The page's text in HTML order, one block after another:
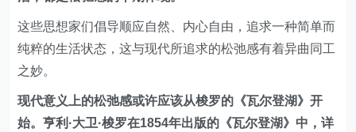
这些思想家们倡导顺应自然、内心自由，追求一种简单而
纯粹的生活状态，这与现代所追求的松弛感有着异曲同工
之妙。
现代意义上的松弛感或许应该从梭罗的《瓦尔登湖》开
始。亨利·大卫·梭罗在1854年出版的《瓦尔登湖》中，详